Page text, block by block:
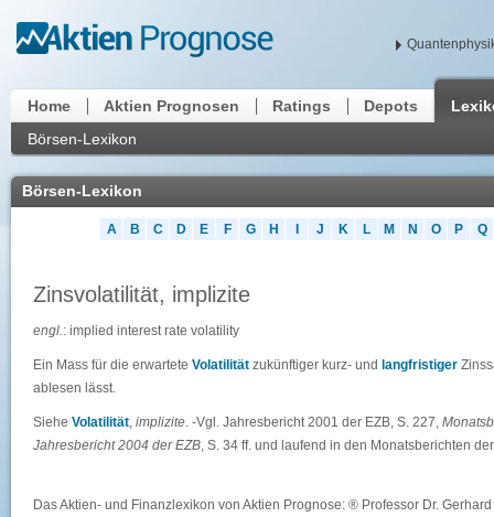
Home Aktien Prognosen Ratings Depots
Börsen-Lexikon
Börsen-Lexikon
A B C D E F G H J K L M N O P Q
Zinsvolatilität, implizite
engl.: implied interest rate volatility
Ein Mass für die erwartete Volatilität zukünftiger kurz- und langfristiger
ablesen lässt.
Siehe Volatilität, implizite. -Vgl. Jahresbericht 2001 der EZB, S. 227,
Jahresbericht 2004 der EZB, S. 34 ff. und laufend in den Monatsberichten
Das Aktien- und Finanzlexikon von Aktien Prognose: ® Professor Dr.